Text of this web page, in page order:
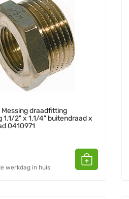
Messing draadfitting
1.1/2" x 1.1/4" buitendraad x
0410971
werkdag in huis